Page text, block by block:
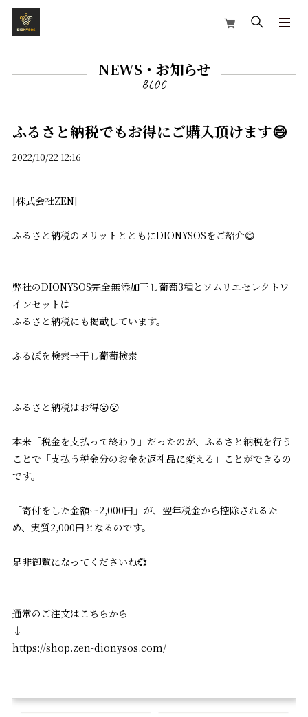
NEWS・お知らせ
ふるさと納税でもお得にご購入頂けます😄
2022/10/22 12:16
[株式会社ZEN]
ふるさと納税のメリットとともにDIONYSOSをご紹介😄
弊社のDIONYSOS完全無添加干し葡萄3種とソムリエセレクトワ
インセットは
ふるさと納税にも掲載しています。
ふるぽを検索→干し葡萄検索
ふるさと納税はお得😮😮
本来「税金を支払って終わり」だったのが、ふるさと納税を行う
ことで「支払う税金分のお金を返礼品に変える」ことができるの
です。
「寄付をした金額ー2,000円」が、翌年税金から控除されるた
め、実質2,000円となるのです。
是非御覧になってくださいね💞
通常のご注文はこちらから
↓
https://shop.zen-dionysos.com/